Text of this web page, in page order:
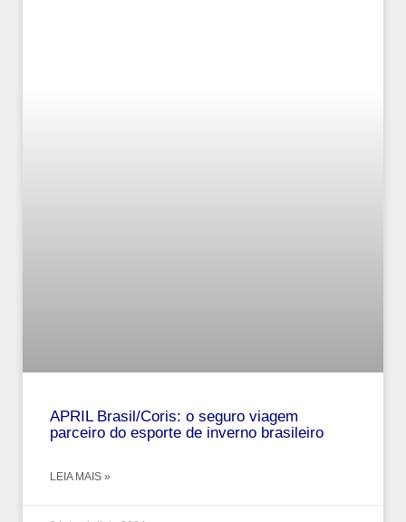
APRIL Brasil/Coris: o seguro viagem
parceiro do esporte de inverno brasileiro
LEIA MAIS »